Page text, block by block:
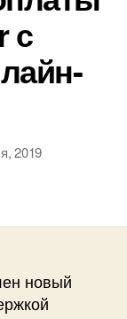
с
2019
новый